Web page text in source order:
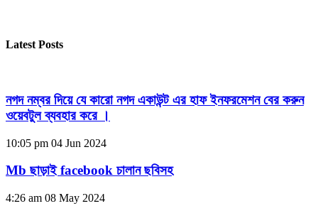
Latest Posts
নগদ নম্বর দিয়ে যে কারো নগদ একাউন্ট এর হাফ ইনফরমেশন বের করুন
ওয়েবটুল ব্যবহার করে ।
10:05 pm 04 Jun 2024
Mb ছাড়াই facebook চালান ছবিসহ
4:26 am 08 May 2024